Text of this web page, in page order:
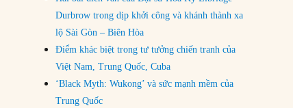
Durbrow trong dịp khởi công và khánh thành xa
lộ Sài Gòn – Biên Hòa
Điểm khác biệt trong tư tưởng chiến tranh của
Việt Nam, Trung Quốc, Cuba
‘Black Myth: Wukong’ và sức mạnh mềm của
Trung Quốc